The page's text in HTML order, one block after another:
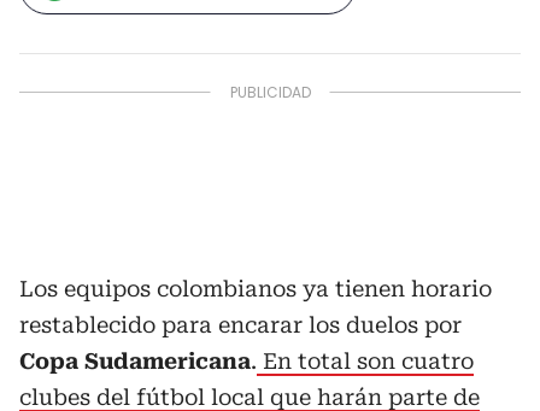
Los equipos colombianos ya tienen horario
restablecido para encarar los duelos por
Copa Sudamericana. En total son cuatro
clubes del fútbol local que harán parte de